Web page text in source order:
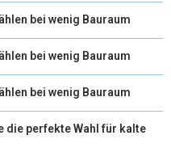
bei wenig Bauraum
bei wenig Bauraum
bei wenig Bauraum
die perfekte Wahl für kalte